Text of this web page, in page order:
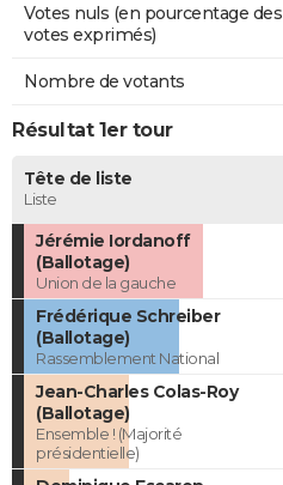
Votes nuls (en pourcentage des
votes exprimés)
Nombre de votants
Résultat 1er tour
Tête de liste
Liste
Jérémie Iordanoff
(Ballotage)
Union de la gauche
Frédérique Schreiber
(Ballotage)
Rassemblement National
Jean-Charles Colas-Roy
(Ballotage)
Ensemble ! (Majorité
présidentielle)